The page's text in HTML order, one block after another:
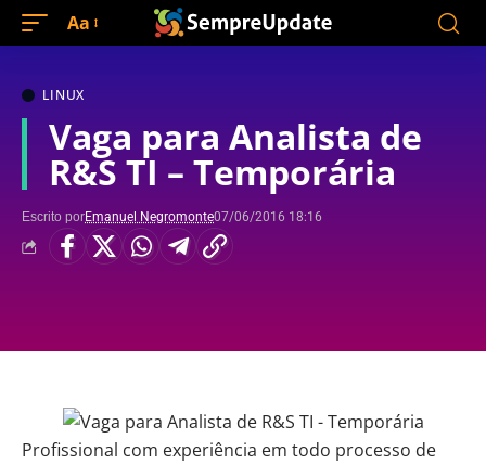
Aa
LINUX
Vaga para Analista de
R&S TI – Temporária
Escrito porEmanuel Negromonte07/06/2016 18:16
Profissional com experiência em todo processo de